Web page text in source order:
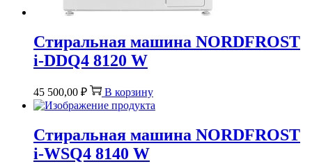
Стиральная машина NORDFROST
i-DDQ4 8120 W
45 500,00 ₽ В корзину
Стиральная машина NORDFROST
i-WSQ4 8140 W